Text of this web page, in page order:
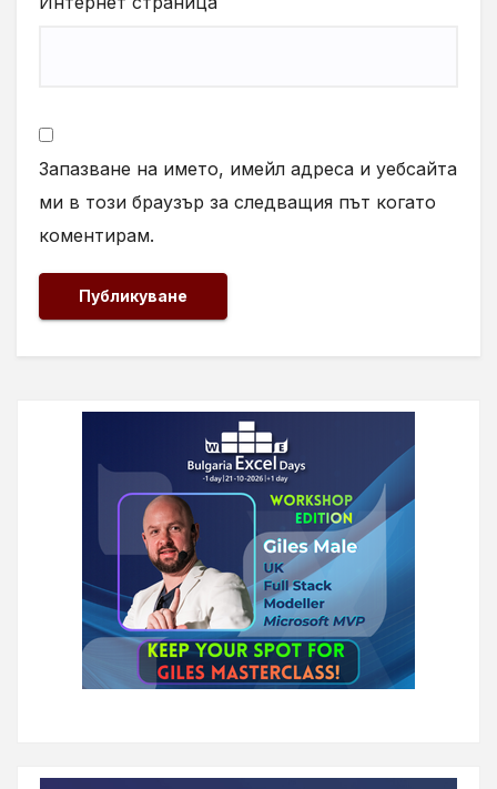
Запазване на името, имейл адреса и уебсайта
ми в този браузър за следващия път когато
коментирам.